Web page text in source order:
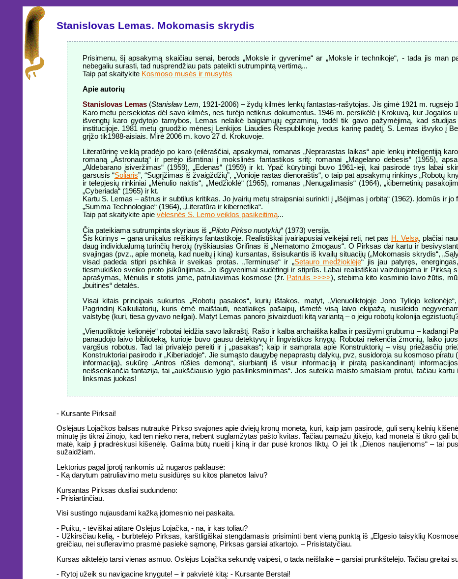
Stanislovas Lemas. Mokomasis skrydis
Prisimenu, šį apsakymą skaičiau senai, berods „Moksle ir gyvenime“ ar „Moksle ir technikoje“, - tada jis man
nebegaliu surasti, tad nusprendžiau pats pateikti sutrumpintą vertimą...
Taip pat skaitykite Kosmoso musės ir musytės
Apie autorių
Stanislovas Lemas(Stanisław Lem, 1921-2006) – žydų kilmės lenkų fantastas-rašytojas. Jis gimė 1921 m. rugsėjo
Karo metu persekiotas dėl savo kilmės, nes turėjo netikrus dokumentus. 1946 m. persikėlė į Krokuvą, kur Jogailos
išvengtų karo gydytojo tarnybos, Lemas nelaikė baigiamųjų egzaminų, todėl tik gavo pažymėjimą, kad
institucijoje. 1981 metų gruodžio mėnesį Lenkijos Liaudies Respublikoje įvedus karinę padėtį, S. Lemas išvyko į
grįžo tik1988-aisiais. Mirė 2006 m. kovo 27 d. Krokuvoje.
Literatūrinę veiklą pradėjo po karo (eilėraščiai, apsakymai, romanas „Neprarastas laikas“ apie lenkų inteligentiją
romaną „Astronautą“ ir perėjo išimtinai į mokslinės fantastikos sritį: romanai „Magelano debesis“ (1955),
„Aldebarano įsiveržimas“ (1959), „Edenas“ (1959) ir kt. Ypač kūrybingi buvo 1961-ieji, kai pasirodė trys labai
garsusis “Soliaris”, “Sugrįžimas iš žvaigždžių”, „Vonioje rastas dienoraštis“, o taip pat apsakymų rinkinys „Robotų
ir telepjesių rinkiniai „Mėnulio naktis“, „Medžioklė“ (1965), romanas „Nenugalimasis“ (1964), „kibernetinių
„Cyberiada“ (1965) ir kt.
Kartu S. Lemas – aštrus ir subtilus kritikas. Jo įvairių metų straipsniai surinkti į „Išėjimas į orbitą“ (1962). Įdomūs ir jo
„Summa Technologiae“ (1964), „Literatūra ir kibernetika“.
Taip pat skaitykite apie vėlesnės S. Lemo veiklos pasikeitimą...
Čia pateikiama sutrumpinta skyriaus iš „Piloto Pirkso nuotykių“ (1973) versija.
Šis kūrinys – gana unikalus reiškinys fantastikoje. Realistiškai įvairiapusiai veikėjai reti, net pas H. Velsą, plačiai
daug individualumą turinčių herojų (ryškiausias Grifinas iš „Nematomo žmogaus“. O Pirksas dar kartu ir
svajingas (pvz., apie monetą, kad nueitų į kiną) kursantas, išsisukantis iš kvailų situacijų („Mokomasis skrydis“,
visad padeda stipri psichika ir sveikas protas. „Terminuse“ ir „Setauro medžioklėje“ jis jau patyręs,
tiesmukiško sveiko proto įsikūnijimas. Jo išgyvenimai sudėtingi ir stiprūs. Labai realistiškai vaizduojama ir Pirksą
aprašymas, Mėnulis ir stotis jame, patruliavimas kosmose (žr. Patrulis >>>>), stebima kito kosminio laivo žūtis,
„buitinės“ detalės.
Visai kitais principais sukurtos „Robotų pasakos“, kurių ištakos, matyt, „Vienuoliktojoje Jono Tyliojo
Pagrindinį Kalkuliatorių, kuris ėmė maištauti, neatlaikęs pašaipų, išmetė visą laivo ekipažą, nusileido
valstybę (kuri, tiesa gyvavo neilgai). Matyt Lemas panoro įsivaizduoti kitą variantą – o jeigu robotų kolonija
„Vienuoliktoje kelionėje“ robotai leidžia savo laikraštį. Rašo ir kalba archaiška kalba ir pasižymi grubumu – kadangi
panaudojo laivo biblioteką, kurioje buvo gausu detektyvų ir lingvistikos knygų. Robotai nekenčia žmonių, laiko
vargšus robotus. Tad tai privalėjo pereiti ir į „pasakas“; kaip ir samprata apie Konstruktorių – visų priežasčių
Konstruktoriai pasirodo ir „Kiberiadoje“. Jie sumąsto daugybę nepaprastų dalykų, pvz, susidoroja su kosmoso
informaciją), sukūrę „Antros rūšies demoną“, siurbiantį iš visur informaciją ir piratą paskandinantį
neišsenkančia fantazija, tai „aukščiausio lygio pasilinksminimas“. Jos suteikia maisto smalsiam protui, tačiau
linksmas juokas!
- Kursante Pirksai!
Oslėjaus Lojačkos balsas nutraukė Pirkso svajones apie dviejų kronų monetą, kuri, kaip jam pasirodė, guli senų kelnių
minutę jis tikrai žinojo, kad ten nieko nėra, nebent suglamžytas pašto kvitas. Tačiau pamažu įtikėjo, kad moneta iš tikro gali
matė, kaip ji pradrėskusi kišenėlę. Galima būtų nueiti į kiną ir dar pusė kronos liktų. O jei tik „Dienos naujienoms“ – tai
sužaidžiam.
Lektorius pagal įprotį rankomis už nugaros paklausė:
- Ką darytum patruliavimo metu susidūręs su kitos planetos laivu?
Kursantas Pirksas dusliai sudundeno:
- Prisiartinčiau.
Visi sustingo nujausdami kažką įdomesnio nei paskaita.
- Puiku, - tėviškai atitarė Oslėjus Lojačka, - na, ir kas toliau?
- Užkirsčiau kelią, - burbtelėjo Pirksas, karštligiškai stengdamasis prisiminti bent vieną punktą iš „Elgesio taisyklių
greičiau, nei sufleravimo prasmė pasiekė sąmonę, Pirksas garsiai atkartojo. – Prisistatyčiau.
Kursas aiktelėjo tarsi vienas asmuo. Oslėjus Lojačka sekundę vaipėsi, o tada neišlaikė – garsiai prunkštelėjo. Tačiau greitai
- Rytoj užeik su navigacine knygute! – ir pakvietė kitą: - Kursante Berstai!